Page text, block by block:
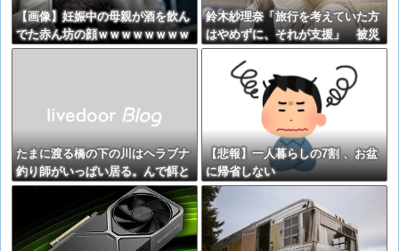
【画像】妊娠中の母親が酒を飲ん
でた赤ん坊の顔ｗｗｗｗｗｗｗｗ
ｗｗｗｗ
鈴木紗理奈「旅行を考えていた方
はやめずに、それが支援」 被災
地・熊本への観光を呼びかけ
たまに渡る橋の下の川はヘラブナ
釣り師がいっぱい居る。んで餌と
か貰えるからだろうか、野良猫も
結構居る。【再】
【悲報】一人暮らしの7割 、お盆
に帰省しない